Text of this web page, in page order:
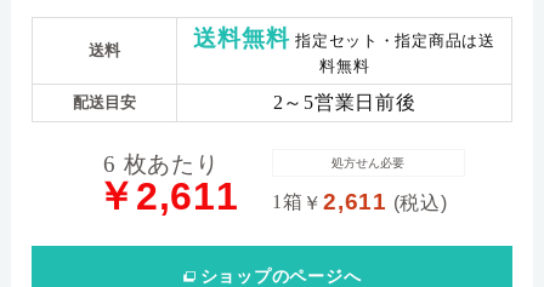
送料 送料無料 指定セット・指定商品は送
料無料
配送目安 2～5営業日前後
6 枚あたり
￥2,611 1箱 ￥2,611 (税込)
処方せん必要
ショップのページへ